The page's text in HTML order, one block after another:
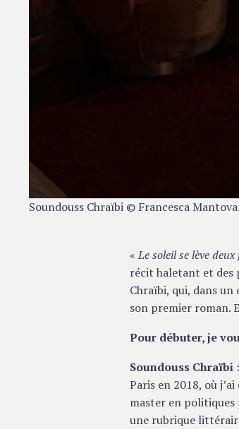
Soundouss Chraïbi © Francesca
«Le soleil se lève deux
récit haletant et des
Chraïbi, qui, dans
son premier roman.
Pour débuter, je
Soundouss Chraïbi :
Paris en 2018, où
master en politiques
une rubrique